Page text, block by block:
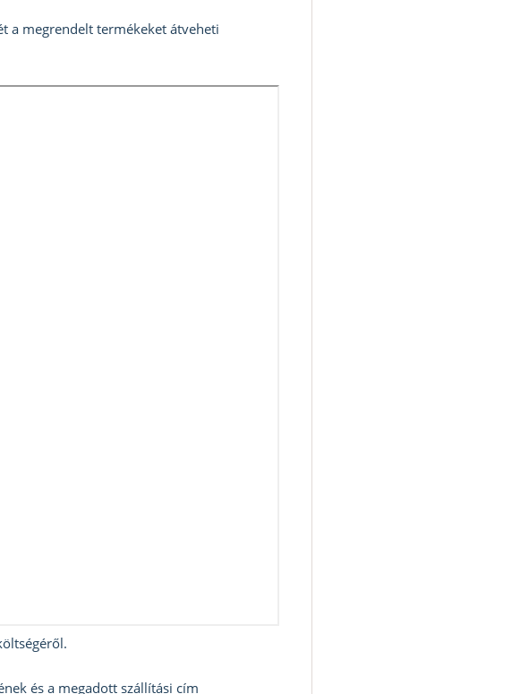
a megrendelt termékeket átveheti
és a megadott szállítási cím